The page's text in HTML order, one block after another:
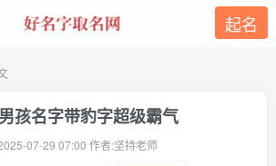
起名
孩名字带豹字超级霸气
07-29 07:00 作者:坚持老师